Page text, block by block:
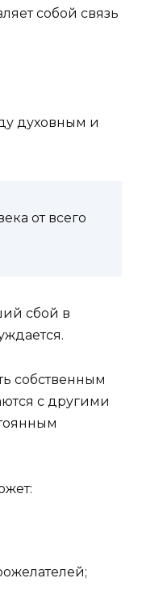
собой связь
духовным и
от всего
сбой в
собственным
с другими